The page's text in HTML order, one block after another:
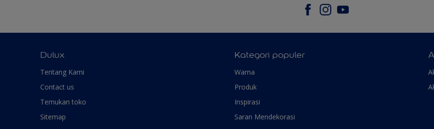
Dulux
Tentang Kami
Contact us
Temukan toko
Sitemap
Kategori populer
Warna
Produk
Inspirasi
Saran Mendekorasi